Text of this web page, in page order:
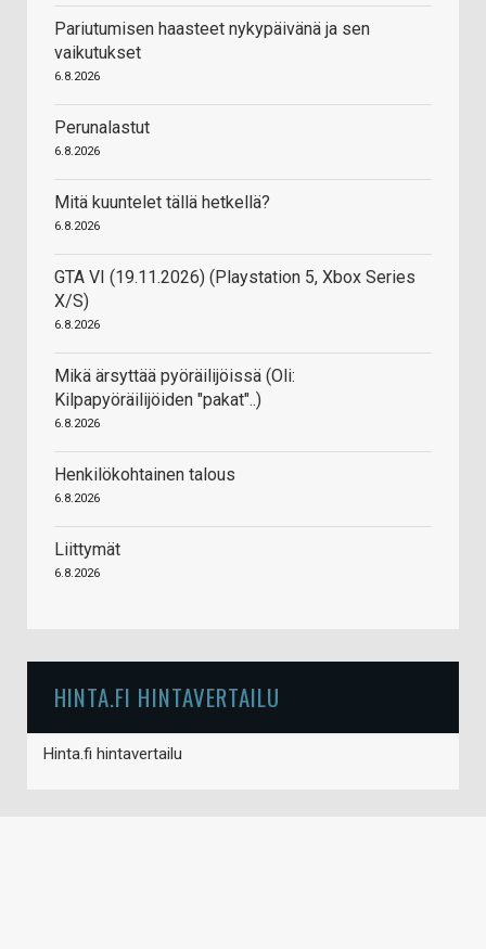
Pariutumisen haasteet nykypäivänä ja sen
vaikutukset
6.8.2026
Perunalastut
6.8.2026
Mitä kuuntelet tällä hetkellä?
6.8.2026
GTA VI (19.11.2026) (Playstation 5, Xbox Series
X/S)
6.8.2026
Mikä ärsyttää pyöräilijöissä (Oli:
Kilpapyöräilijöiden "pakat"..)
6.8.2026
Henkilökohtainen talous
6.8.2026
Liittymät
6.8.2026
HINTA.FI HINTAVERTAILU
Hinta.fi hintavertailu